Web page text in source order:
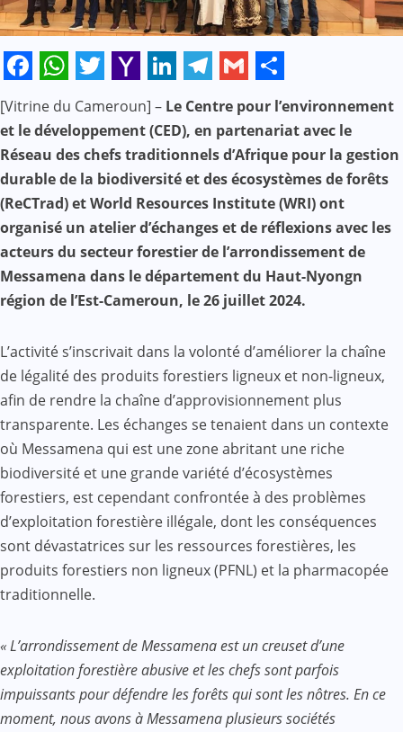
Facebook
WhatsApp
Twitter
Yahoo
Mail
LinkedIn
Telegram
Gmail
Share
[Vitrine du Cameroun] – Le Centre pour l’environnement
et le développement (CED), en partenariat avec le
Réseau des chefs traditionnels d’Afrique pour la gestion
durable de la biodiversité et des écosystèmes de forêts
(ReCTrad) et World Resources Institute (WRI) ont
organisé un atelier d’échanges et de réflexions avec les
acteurs du secteur forestier de l’arrondissement de
Messamena dans le département du Haut-Nyongn
région de l’Est-Cameroun, le 26 juillet 2024.
L’activité s’inscrivait dans la volonté d’améliorer la chaîne
de légalité des produits forestiers ligneux et non-ligneux,
afin de rendre la chaîne d’approvisionnement plus
transparente. Les échanges se tenaient dans un contexte
où Messamena qui est une zone abritant une riche
biodiversité et une grande variété d’écosystèmes
forestiers, est cependant confrontée à des problèmes
d’exploitation forestière illégale, dont les conséquences
sont dévastatrices sur les ressources forestières, les
produits forestiers non ligneux (PFNL) et la pharmacopée
traditionnelle.
« L’arrondissement de Messamena est un creuset d’une
exploitation forestière abusive et les chefs sont parfois
impuissants pour défendre les forêts qui sont les nôtres. En ce
moment, nous avons à Messamena plusieurs sociétés